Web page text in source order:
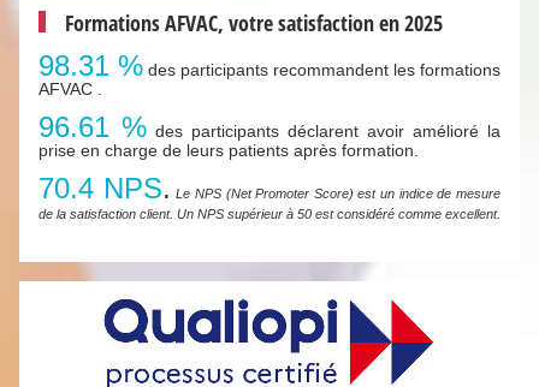
Formations AFVAC, votre satisfaction en 2025
98.31 % des participants recommandent les formations
AFVAC .
96.61 % des participants déclarent avoir amélioré la
prise en charge de leurs patients après formation.
70.4 NPS. Le NPS (Net Promoter Score) est un indice de mesure
de la satisfaction client. Un NPS supérieur à 50 est considéré comme excellent.